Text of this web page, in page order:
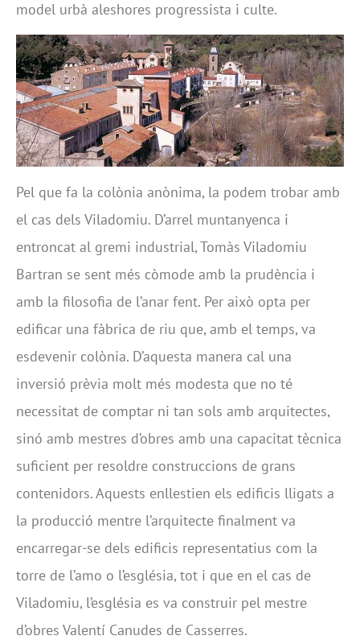
model urbà aleshores progressista i culte.
Pel que fa la colònia anònima, la podem trobar amb
el cas dels Viladomiu. D’arrel muntanyenca i
entroncat al gremi industrial, Tomàs Viladomiu
Bartran se sent més còmode amb la prudència i
amb la filosofia de l’anar fent. Per això opta per
edificar una fàbrica de riu que, amb el temps, va
esdevenir colònia. D’aquesta manera cal una
inversió prèvia molt més modesta que no té
necessitat de comptar ni tan sols amb arquitectes,
sinó amb mestres d’obres amb una capacitat tècnica
suficient per resoldre construccions de grans
contenidors. Aquests enllestien els edificis lligats a
la producció mentre l’arquitecte finalment va
encarregar-se dels edificis representatius com la
torre de l’amo o l’església, tot i que en el cas de
Viladomiu, l’església es va construir pel mestre
d’obres Valentí Canudes de Casserres.